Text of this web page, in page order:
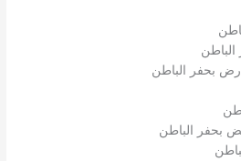
بحفر الباطن
بحفر الباطن